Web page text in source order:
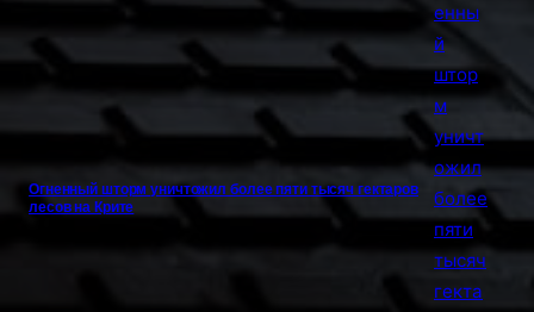
Огненный шторм уничтожил более пяти тысяч гектаров
лесов на Крите